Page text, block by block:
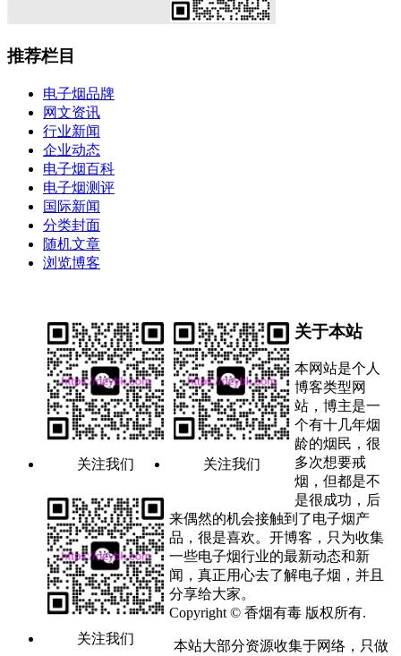
推荐栏目
电子烟品牌
网文资讯
行业新闻
企业动态
电子烟百科
电子烟测评
国际新闻
分类封面
随机文章
浏览博客
关注我们 关注我们
关注我们
关于本站
本网站是个人
博客类型网
站，博主是一
个有十几年烟
龄的烟民，很
多次想要戒
烟，但都是不
是很成功，后
来偶然的机会接触到了电子烟产
品，很是喜欢。开博客，只为收集
一些电子烟行业的最新动态和新
闻，真正用心去了解电子烟，并且
分享给大家。
Copyright © 香烟有毒 版权所有.
本站大部分资源收集于网络，只做